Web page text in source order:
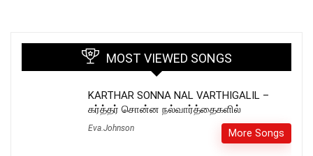
MOST VIEWED SONGS
KARTHAR SONNA NAL VARTHIGALIL –
கர்த்தர் சொன்ன நல்வார்த்தைகளில்
Eva.Johnson More Songs